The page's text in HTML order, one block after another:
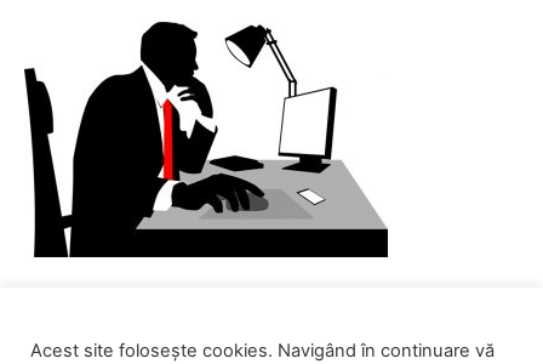
Acest site folosește cookies. Navigând în continuare vă